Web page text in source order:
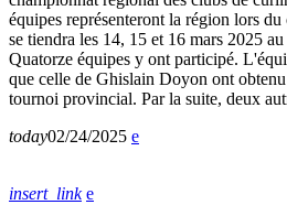
équipes représenteront la région lors
se tiendra les 14, 15 et 16 mars 2025
Quatorze équipes y ont participé.
que celle de Ghislain Doyon ont
tournoi provincial. Par la suite, deux
today02/24/2025
insert_link